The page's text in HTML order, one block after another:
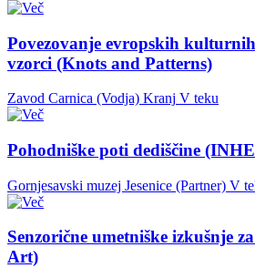
Povezovanje evropskih
vzorci (Knots and Patterns)
Zavod Carnica (Vodja) Kranj V teku
Pohodniške poti dediščine
Gornjesavski muzej Jesenice (Partner) V
Senzorične umetniške izkušnje
Art)